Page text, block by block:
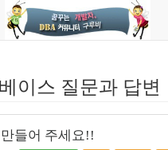
이스 질문과 답변
들어 주세요!!